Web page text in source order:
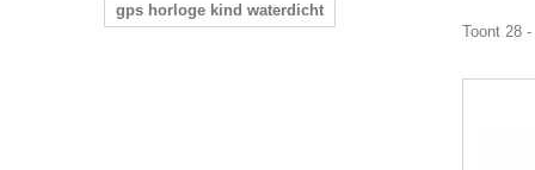
gps horloge kind waterdicht
Toont 28